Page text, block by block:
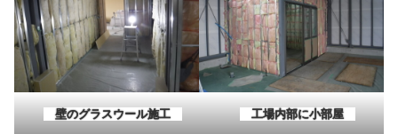
壁のグラスウール施工 工場内部に小部屋